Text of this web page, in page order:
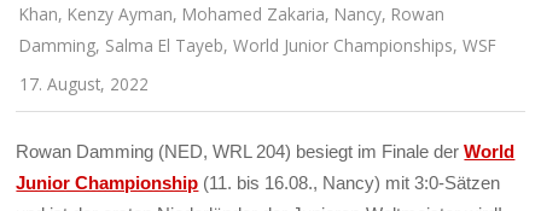
Khan, Kenzy Ayman, Mohamed Zakaria, Nancy, Rowan
Damming, Salma El Tayeb,World Junior Championships,WSF
17. August, 2022
Rowan Damming (NED, WRL 204) besiegt im Finale derWorld
Junior Championship (11. bis 16.08., Nancy) mit 3:0-Sätzen